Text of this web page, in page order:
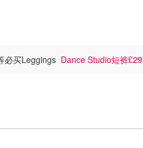
必买Leggings Dance Studio短裤£29